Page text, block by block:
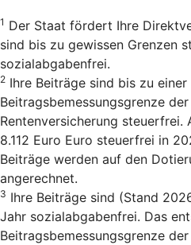
1 Der Staat fördert Ihre
sind bis zu gewissen Grenzen
sozialabgabenfrei.
2 Ihre Beiträge sind bis zu
Beitragsbemessungsgrenze
Rentenversicherung
8.112 Euro Euro steuerfrei in
Beiträge werden auf den
angerechnet.
3 Ihre Beiträge sind (Stand
Jahr sozialabgabenfrei. Das
Beitragsbemessungsgrenze